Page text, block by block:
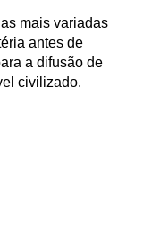
mais variadas
antes de
a difusão de
civilizado.